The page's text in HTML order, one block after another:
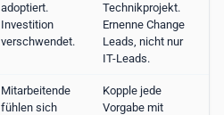
adoptiert.
Investition
verschwendet.
Technikprojekt.
Ernenne Change
Leads, nicht nur
IT-Leads.
Mitarbeitende
fühlen sich
Kopple jede
Vorgabe mit